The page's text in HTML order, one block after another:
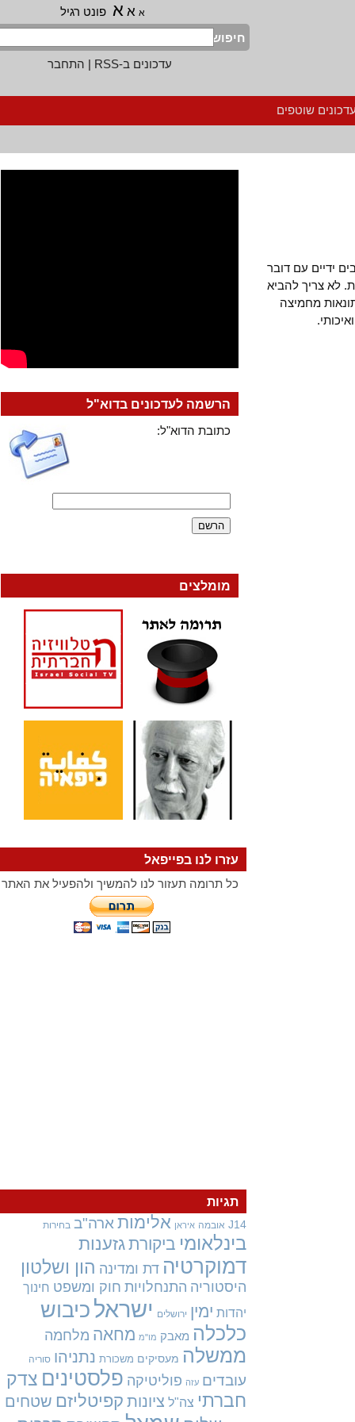
א א פונט רגיל
חיפוש
עדכונים ב-RSS
|התחבר
שוטפים
עם דובר
צריך להביא
מחמיצה
הרשמה לעדכונים בדוא"ל
כתובת הדוא"ל:
מומלצים
עזרו לנו בפייפאל
כל תרומה תעזור לנו להמשיך ולהפעיל את האתר
תגיות
J14 אובמה איראן אלימות ארה"ב בחירות
בינלאומיביקורתגזענות
דמוקרטיה דת ומדינההון ושלטון
היסטוריה התנחלויות חוק ומשפט חינוך
יהדות ימין ירושלים ישראלכיבוש
כלכלה מאבק מו"מ מחאהמלחמה
ממשלה מעסיקים משכורת נתניהו סוריה
עובדים עזה פוליטיקה פלסטיניםצדק
חברתי צה"ל ציונותקפיטליזםשטחים